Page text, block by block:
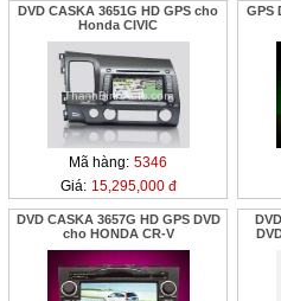
DVD CASKA 3651G HD GPS cho
Honda CIVIC
Mã hàng: 5346
Giá: 15,295,000 đ
GPS
DVD CASKA 3657G HD GPS DVD
cho HONDA CR-V